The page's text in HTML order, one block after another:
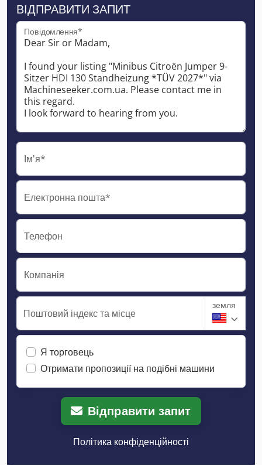
ВІДПРАВИТИ ЗАПИТ
Повідомлення*
Ім'я*
Електронна пошта*
Телефон
Компанія
Поштовий індекс та місце
земля
Я торговець
Отримати пропозиції на подібні машини
Відправити запит
Політика конфіденційності